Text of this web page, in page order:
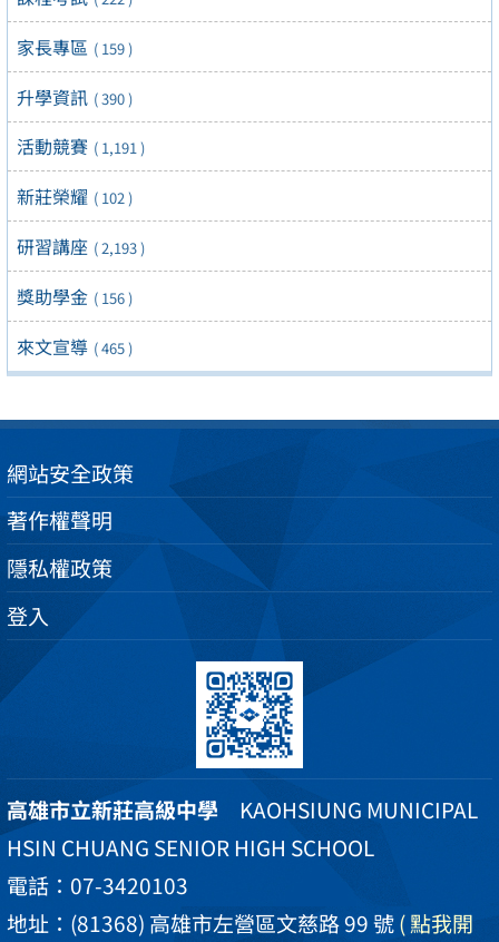
家長專區 ( 159 )
升學資訊 ( 390 )
活動競賽 ( 1,191 )
新莊榮耀 ( 102 )
研習講座 ( 2,193 )
獎助學金 ( 156 )
來文宣導 ( 465 )
網站安全政策
著作權聲明
隱私權政策
登入
高雄市立新莊高級中學 KAOHSIUNG MUNICIPAL
HSIN CHUANG SENIOR HIGH SCHOOL
電話：07-3420103
地址：(81368) 高雄市左營區文慈路 99 號( 點我開